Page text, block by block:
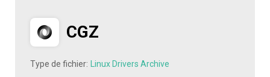
CGZ
Type de fichier: Linux Drivers Archive